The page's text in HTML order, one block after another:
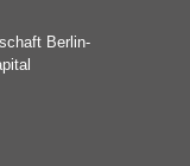
Berlin-